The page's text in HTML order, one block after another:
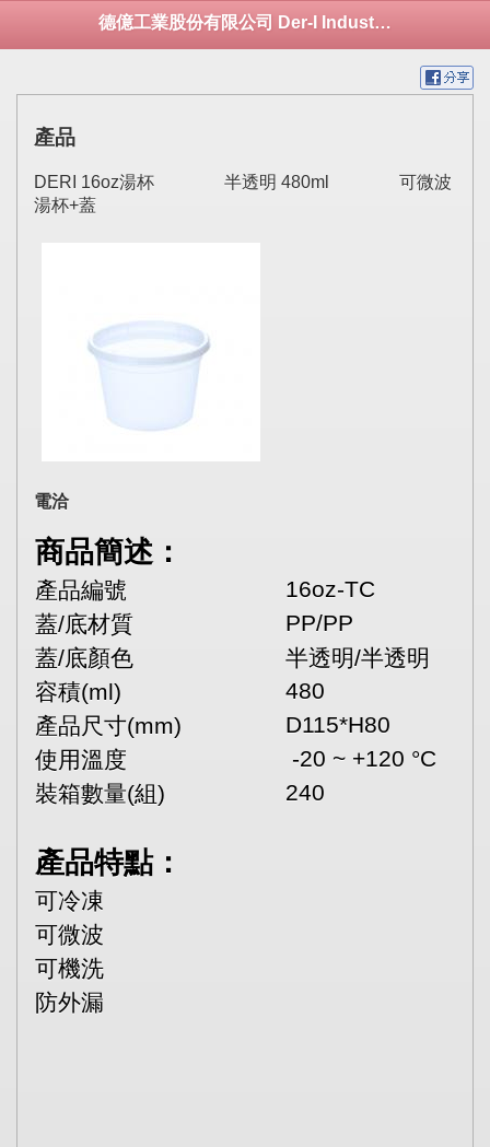
德億工業股份有限公司 Der-I Industrial Co., Ltd.
產品
DERI 16oz湯杯 半透明 480ml 可微波
湯杯+蓋
電洽
商品簡述：
產品編號
16oz-TC
蓋/底材質
PP/PP
蓋/底顏色
半透明/半透明
容積(ml)
480
產品尺寸(mm)
D115*H80
使用溫度
-20 ~ +120 °C
裝箱數量(組)
240
產品特點：
可冷凍
可微波
可機洗
防外漏